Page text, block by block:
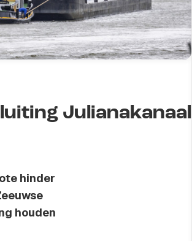
Julianakanaal
hinder
houden